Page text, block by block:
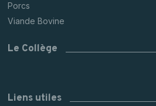
Porcs
Viande Bovine
Le Collège
Liens utiles